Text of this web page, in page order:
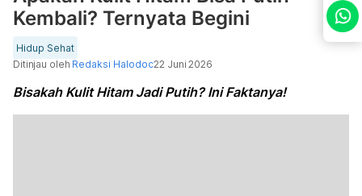
Kembali? Ternyata Begini
Hidup Sehat
Ditinjau oleh Redaksi Halodoc22 Juni 2026
Bisakah Kulit Hitam Jadi Putih? Ini Faktanya!